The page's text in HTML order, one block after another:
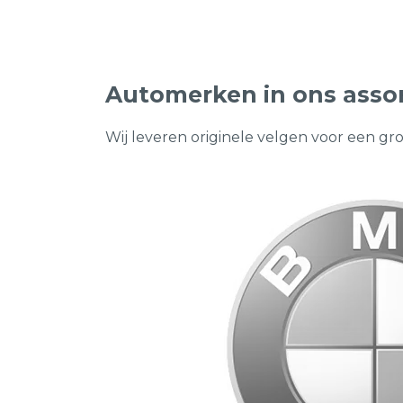
Automerken in ons
Wij leveren originele velgen voor een